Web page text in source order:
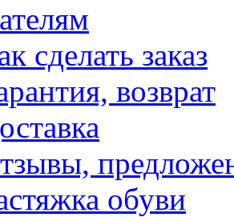
сделать заказ
возврат
обуви